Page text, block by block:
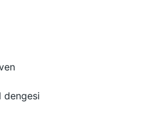
dengesi